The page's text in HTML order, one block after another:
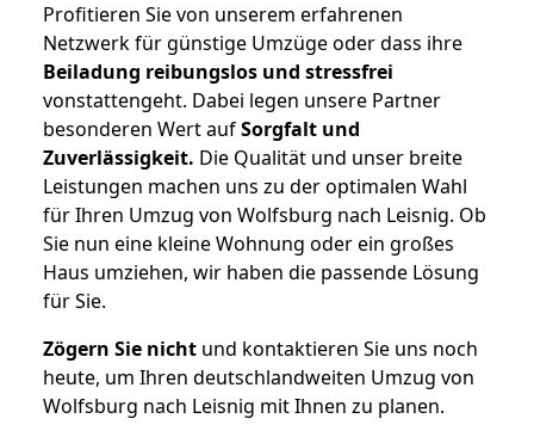
Profitieren Sie von unserem erfahrenen
Netzwerk für günstige Umzüge oder dass ihre
Beiladung reibungslos und stressfrei
vonstattengeht. Dabei legen unsere Partner
besonderen Wert aufSorgfalt und
Zuverlässigkeit. Die Qualität und unser breite
Leistungen machen uns zu der optimalen Wahl
für Ihren Umzug von Wolfsburg nach Leisnig. Ob
Sie nun eine kleine Wohnung oder ein großes
Haus umziehen, wir haben die passende Lösung
für Sie.
Zögern Sie nicht und kontaktieren Sie uns noch
heute, um Ihren deutschlandweiten Umzug von
Wolfsburg nach Leisnig mit Ihnen zu planen.